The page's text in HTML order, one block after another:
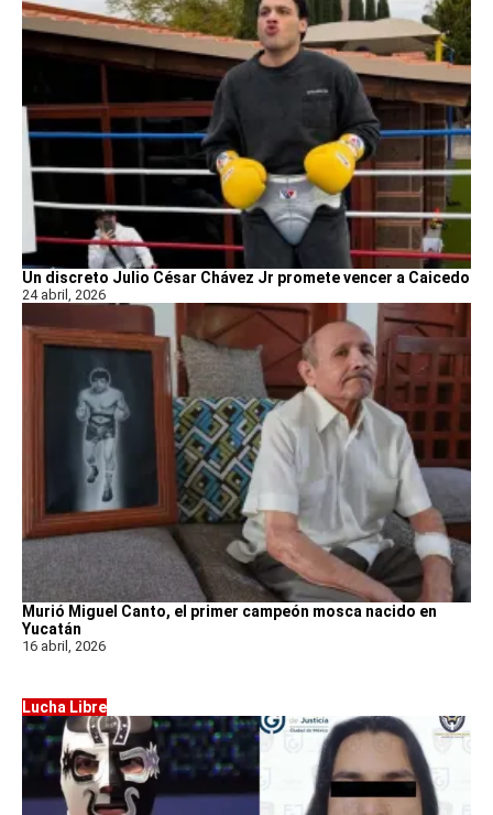
Un discreto Julio César Chávez Jr promete vencer a Caicedo
24 abril, 2026
Murió Miguel Canto, el primer campeón mosca nacido en
Yucatán
16 abril, 2026
Lucha Libre